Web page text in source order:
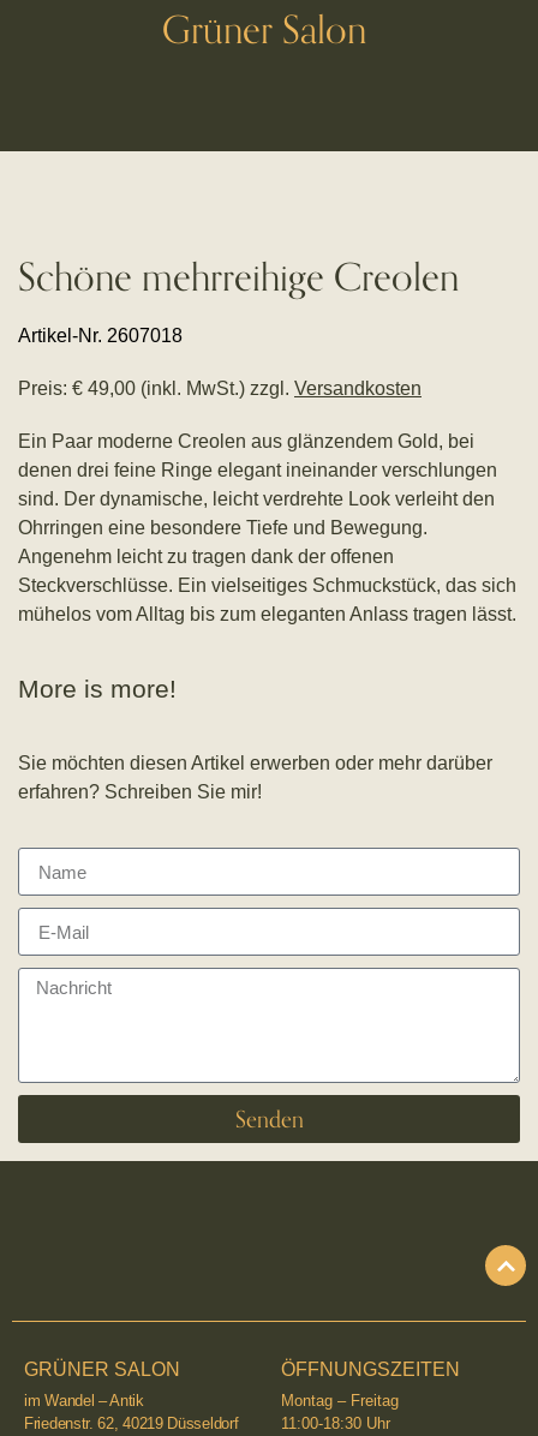
Grüner Salon
Schöne mehrreihige Creolen
Artikel-Nr. 2607018
Preis: € 49,00 (inkl. MwSt.) zzgl. Versandkosten
Ein Paar moderne Creolen aus glänzendem Gold, bei
denen drei feine Ringe elegant ineinander verschlungen
sind. Der dynamische, leicht verdrehte Look verleiht den
Ohrringen eine besondere Tiefe und Bewegung.
Angenehm leicht zu tragen dank der offenen
Steckverschlüsse. Ein vielseitiges Schmuckstück, das sich
mühelos vom Alltag bis zum eleganten Anlass tragen lässt.
More is more!
Sie möchten diesen Artikel erwerben oder mehr darüber
erfahren? Schreiben Sie mir!
Senden
GRÜNER SALON
im Wandel – Antik
Friedenstr. 62, 40219 Düsseldorf
ÖFFNUNGSZEITEN
Montag – Freitag
11:00-18:30 Uhr